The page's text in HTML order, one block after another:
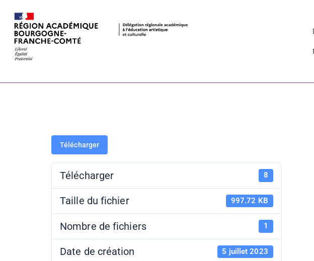
FIMB 2023 –
Télécharger
Télécharger 8
Taille du fichier 997.72 KB
Nombre de fichiers 1
Date de création 5 juillet 2023